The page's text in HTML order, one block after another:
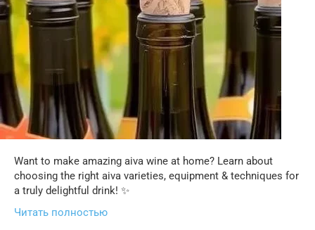
Want to make amazing aiva wine at home? Learn about
choosing the right aiva varieties, equipment & techniques for
a truly delightful drink! ✨
Читать полностью